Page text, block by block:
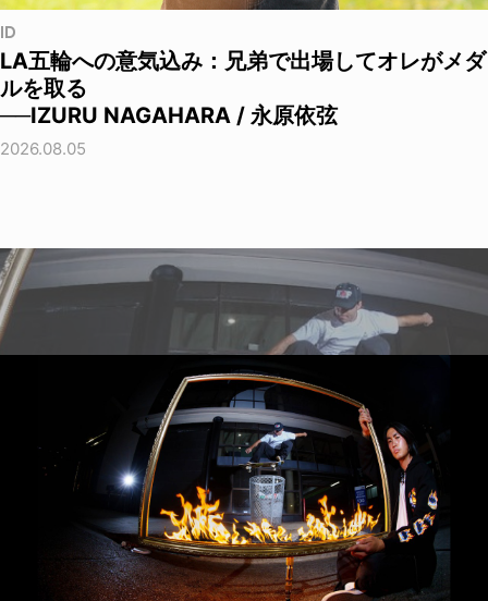
ID
LA五輪への意気込み：兄弟で出場してオレがメダ
ルを取る
──IZURU NAGAHARA / 永原依弦
2026.08.05